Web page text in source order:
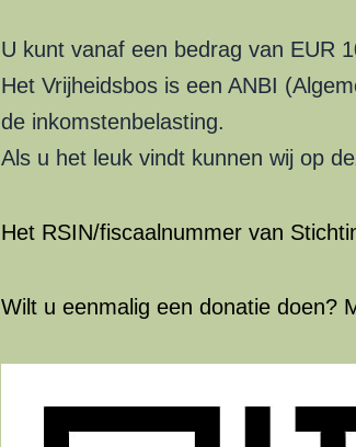
U kunt vanaf een bedrag van EUR
Het Vrijheidsbos is een ANBI
de inkomstenbelasting.
Als u het leuk vindt kunnen wij op
Het RSIN/fiscaalnummer van
Wilt u eenmalig een donatie doen?